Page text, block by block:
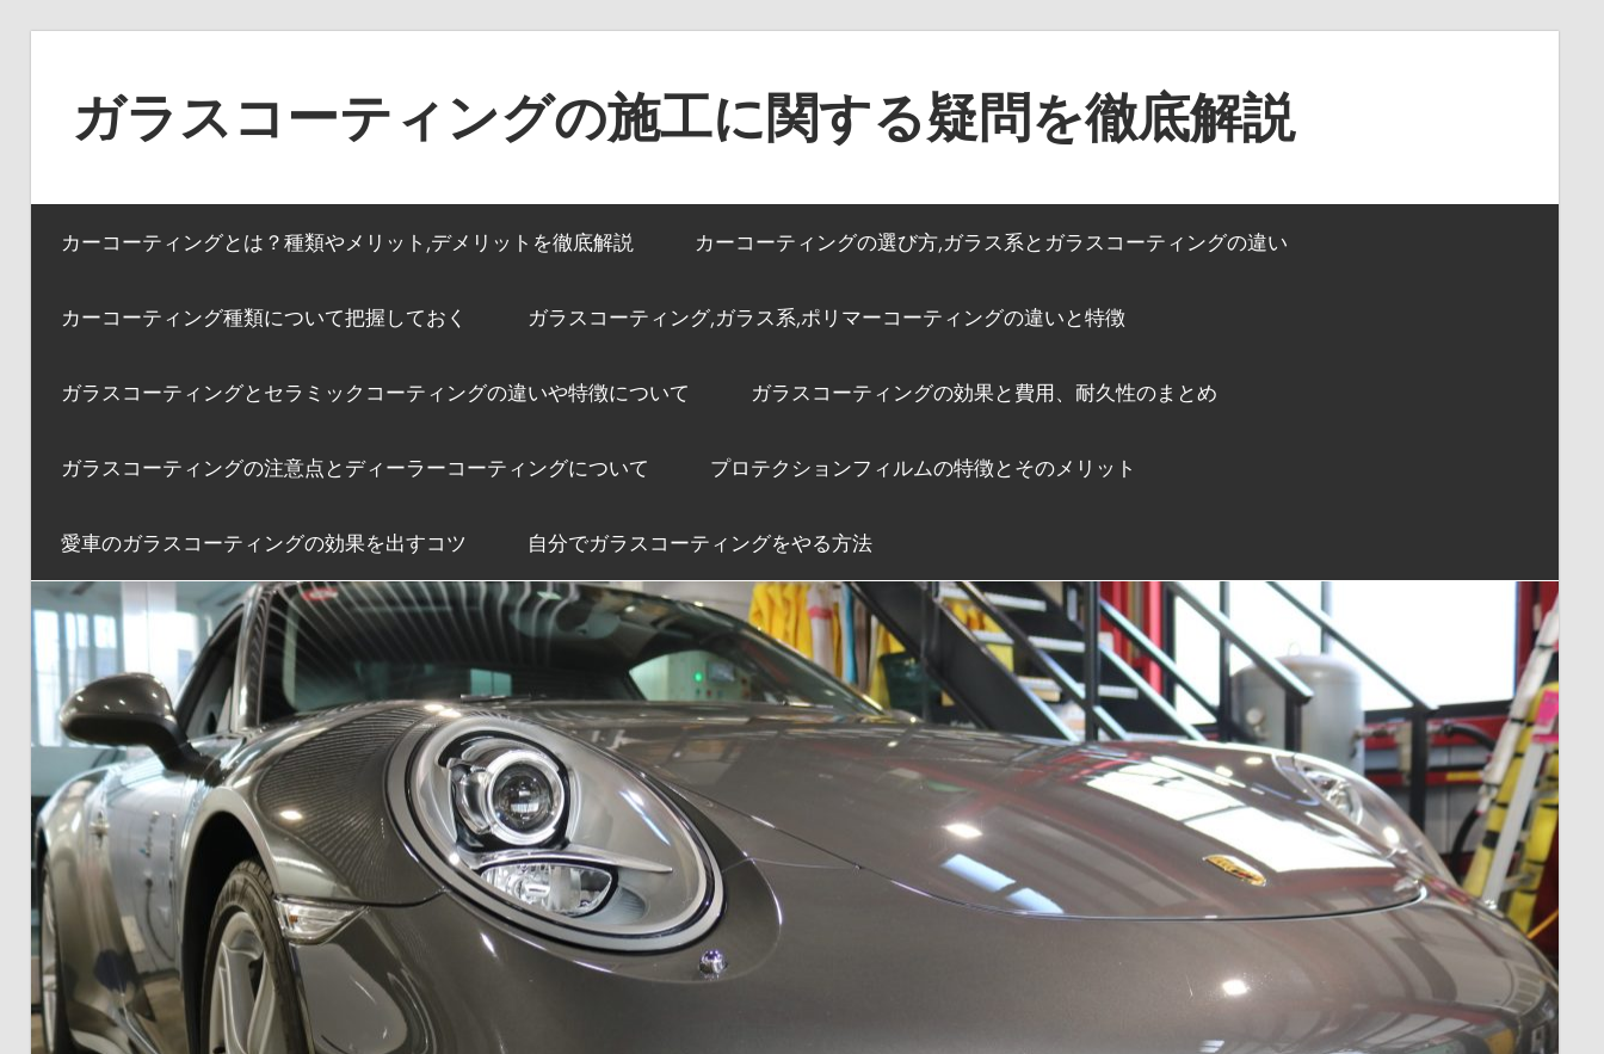
ガラスコーティングの施工に関する疑問を徹底解説
カーコーティングとは？種類やメリット,デメリットを徹底解説 カーコーティングの選び方,ガラス系とガラスコーティングの違い
カーコーティング種類について把握しておく ガラスコーティング,ガラス系,ポリマーコーティングの違いと特徴
ガラスコーティングとセラミックコーティングの違いや特徴について ガラスコーティングの効果と費用、耐久性のまとめ
ガラスコーティングの注意点とディーラーコーティングについて プロテクションフィルムの特徴とそのメリット
愛車のガラスコーティングの効果を出すコツ 自分でガラスコーティングをやる方法